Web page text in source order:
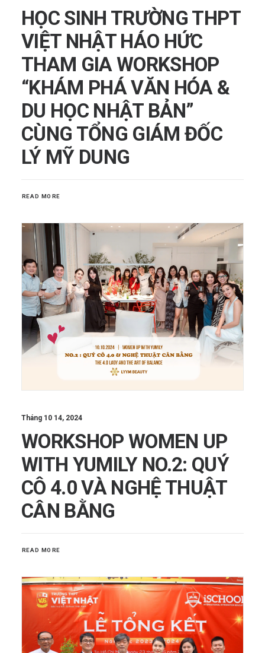
HỌC SINH TRƯỜNG THPT
VIỆT NHẬT HÁO HỨC
THAM GIA WORKSHOP
“KHÁM PHÁ VĂN HÓA &
DU HỌC NHẬT BẢN”
CÙNG TỔNG GIÁM ĐỐC
LÝ MỸ DUNG
READ MORE
Tháng 10 14, 2024
WORKSHOP WOMEN UP
WITH YUMILY NO.2: QUÝ
CÔ 4.0 VÀ NGHỆ THUẬT
CÂN BẰNG
READ MORE